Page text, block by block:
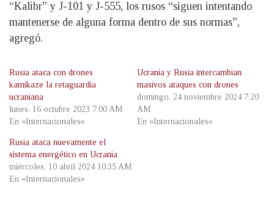
“Kalibr” y J-101 y J-555, los rusos “siguen intentando
mantenerse de alguna forma dentro de sus normas”,
agregó.
Rusia ataca con drones
kamikaze la retaguardia
ucraniana
lunes, 16 octubre 2023 7:00 AM
En «Internacionales»
Ucrania y Rusia intercambian
masivos ataques con drones
domingo, 24 noviembre 2024 7:20
AM
En «Internacionales»
Rusia ataca nuevamente el
sistema energético en Ucrania
miércoles, 10 abril 2024 10:35 AM
En «Internacionales»